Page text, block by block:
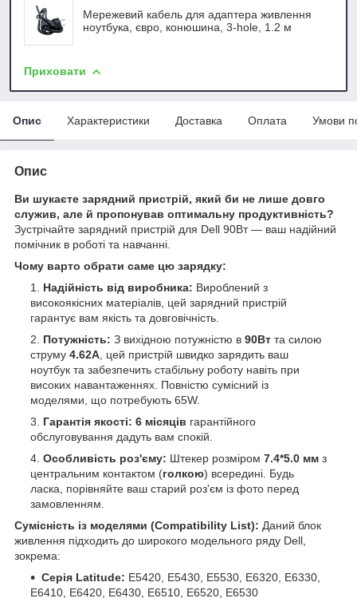
Мережевий кабель для адаптера живлення
ноутбука, євро, конюшина, 3-hole, 1.2 м
Приховати
Опис Характеристики Доставка Оплата Умови
Опис
Ви шукаєте зарядний пристрій, який би не лише довго
служив, але й пропонував оптимальну продуктивність?
Зустрічайте зарядний пристрій для Dell 90Вт — ваш надійний
помічник в роботі та навчанні.
Чому варто обрати саме цю зарядку:
Надійність від виробника: Вироблений з
високоякісних матеріалів, цей зарядний пристрій
гарантує вам якість та довговічність.
Потужність: З вихідною потужністю в 90Вт та силою
струму 4.62А , цей пристрій швидко зарядить ваш
ноутбук та забезпечить стабільну роботу навіть при
високих навантаженнях. Повністю сумісний із
моделями, що потребують 65W.
Гарантія якості: 6 місяців гарантійного
обслуговування дадуть вам спокій.
Особливість роз'єму: Штекер розміром 7.4*5.0 мм з
центральним контактом (голкою) всередині. Будь
ласка, порівняйте ваш старий роз'єм із фото перед
замовленням.
Сумісність із моделями (Compatibility List): Даний блок
живлення підходить до широкого модельного ряду Dell,
зокрема:
Серія Latitude: E5420, E5430, E5530, E6320, E6330,
E6410, E6420, E6430, E6510, E6520, E6530